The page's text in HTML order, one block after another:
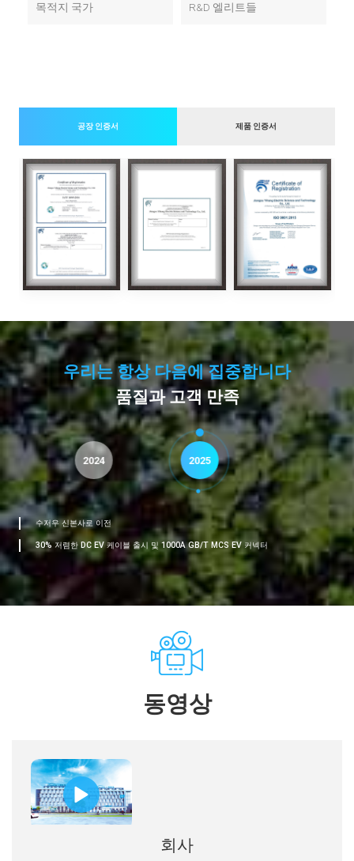
목적지 국가 R&D 엘리트들
공장 인증서 제품 인증서
우리는 항상 다음에 집중합니다
품질과 고객 만족
2025
2024
수저우 신본사로 이전
30% 저렴한 DC EV 케이블 출시 및 1000A GB/T MCS EV 커넥터
ABB와 Workersbee, 충전 커넥터에 대한 전략적 협력 계약 체결
워커스비 쑤저우 신본사 건물 완공
TÜV 라인란트, Workersbee 시험 센터에 공인 실험실 인증 발급
Workersbee 시험 센터, CNAS 인증 인증서 획득
3만6000㎡ 규모의 건축 면적을 갖춘 22.5에이커 규모의 수저우 본사 기지가 정부로
부터 승인을 받았습니다.
경영진 주식보유 인센티브 계획 발표; 투자파트너 계획 전국적으로 시작;유럽 ​​자회사
UL 인증 통과;Hangzhou Research, Shenzhen Yihang 설립
IPO를 실시하였고, 3개 회계법인과 컨설팅 계약을 체결하였습니다.
리틀비 EV 충전 기술(수저우) 유한회사설립되었다
청화대학교 에너지 인터넷 혁신 연구소, 청화대학교 및이항, 우한대학 수저우연구소
등이 설립되었습니다.
남부장쑤성 독립혁신시범구 가젤기업 인증 획득
장쑤 이항전기기술유한공사 설립
NEEQ 상장기업이 되었습니다
장쑤성 과학기술중소기업 인증
CE 및 TUV 인증 통과
DUNS 등록 기업이 되었습니다
부분 소유 Wuhan Detaina New Energy Tech. Co., Ltd.가 설립되었습니다.
IATF16949 자동차 품질 시스템 인증 통과
우한 조항정밀공업 주식회사 설립
ISO9001 품질 시스템 인증 통과
회사는 등록 자본금 2950만 위안으로 설립되었습니다.
동영상
회사